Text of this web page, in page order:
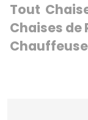
Tout
Chaises de